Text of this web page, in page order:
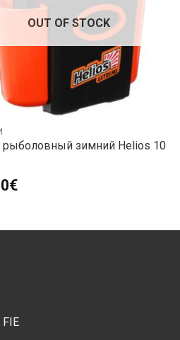
OUT OF STOCK
зимний Helios 10
€
FIE